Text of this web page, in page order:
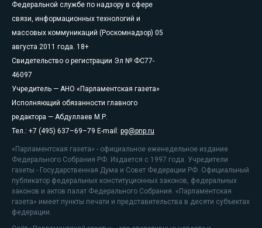
Федеральной службе по надзору в сфере
связи, информационных технологий и
массовых коммуникаций (Роскомнадзор) 05
августа 2011 года. 18+
Свидетельство о регистрации Эл № ФС77-
46097
Учредитель — АНО «Парламентская газета»
Исполняющий обязанности главного
редактора — Абдуллаев М.Р.
Тел.: +7 (495) 637–69–79 E-mail: pg@pnp.ru
«Парламентская газета» - официальное еженедельное издание
Федерального Собрания РФ. Издается с 1997 года. Учредители
газеты - Государственная Дума и Совет Федерации РФ. Официальный
публикатор федеральных конституционных законов, федеральных
законов и актов палат Федерального Собрания. «Парламентская
газета» имеет пункты печати и представительства в десяти субъектах
федерации.